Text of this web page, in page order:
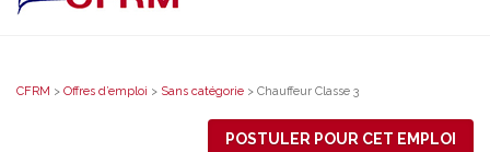
CFRM > Offres d’emploi > Sans catégorie > Chauffeur Classe 3
POSTULER POUR CET EMPLOI